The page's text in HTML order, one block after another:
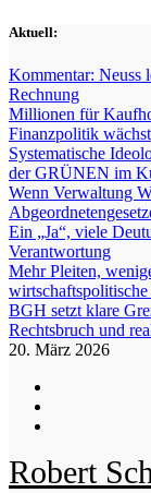
Zum
springen
Aktuell:
Kommentar: Neuss
Rechnung
Millionen für
Finanzpolitik wächst
Systematische
der GRÜNEN im
Wenn Verwaltung
Ein „Ja“, viele
Verantwortung
Mehr Pleiten,
BGH setzt klare
Rechtsbruch und
20. März 2026
Robert